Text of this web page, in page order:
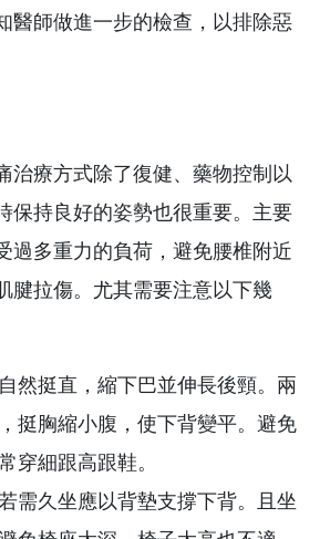
保持良好的姿勢也很重要。主要
過多重力的負荷，避免腰椎附近
腱拉傷。尤其需要注意以下幾
然挺直，縮下巴並伸長後頸。兩
挺胸縮小腹，使下背變平。避免
穿細跟高跟鞋。
免斜倚在椅子上致腰椎騰空的姿
以平躺時脊椎所受的壓力最小。
選用軟硬適中的床，例如睡木板